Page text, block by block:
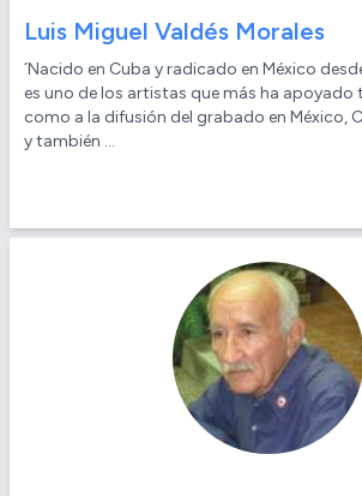
Luis Miguel Valdés Morales
´Nacido en Cuba y radicado en México
es uno de los artistas que más ha apoyado
como a la difusión del grabado en México,
y también ...